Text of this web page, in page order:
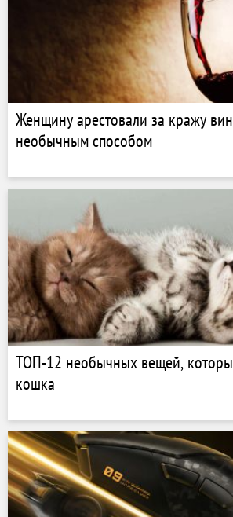
Женщину арестовали за кражу
необычным способом
ТОП-12 необычных вещей,
кошка